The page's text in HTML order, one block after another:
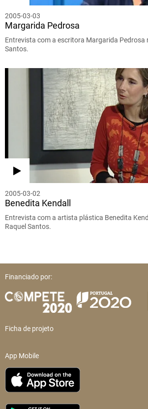
2005-03-03
Margarida Pedrosa
Entrevista com a escritora Margarida Pedrosa
Santos.
2005-03-02
Benedita Kendall
Entrevista com a artista plástica Benedita
Raquel Santos.
Financiado por:
Ficha de projeto
App Mobile